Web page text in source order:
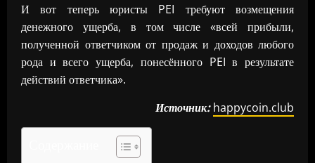
И вот теперь юристы PEI требуют возмещения
денежного ущерба, в том числе «всей прибыли,
полученной ответчиком от продаж и доходов любого
рода и всего ущерба, понесённого PEI в результате
действий ответчика».
Источник: happycoin.club